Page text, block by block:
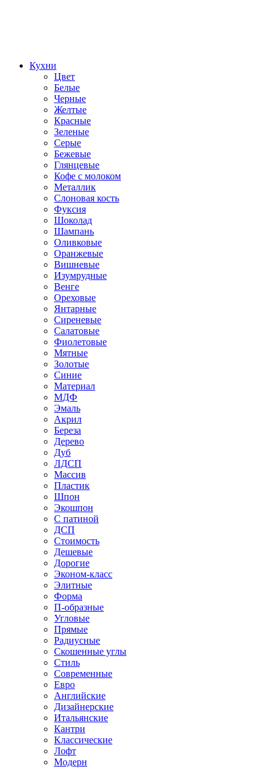
Кухни
Цвет
Белые
Черные
Желтые
Красные
Зеленые
Серые
Бежевые
Глянцевые
Кофе с молоком
Металлик
Слоновая кость
Фуксия
Шоколад
Шампань
Оливковые
Оранжевые
Вишневые
Изумрудные
Венге
Ореховые
Янтарные
Сиреневые
Салатовые
Фиолетовые
Мятные
Золотые
Синие
Материал
МДФ
Эмаль
Акрил
Береза
Дерево
Дуб
ЛДСП
Массив
Пластик
Шпон
Экошпон
С патиной
ДСП
Стоимость
Дешевые
Дорогие
Эконом-класс
Элитные
Форма
П-образные
Угловые
Прямые
Радиусные
Скошенные углы
Стиль
Современные
Евро
Английские
Дизайнерские
Итальянские
Кантри
Классические
Лофт
Модерн